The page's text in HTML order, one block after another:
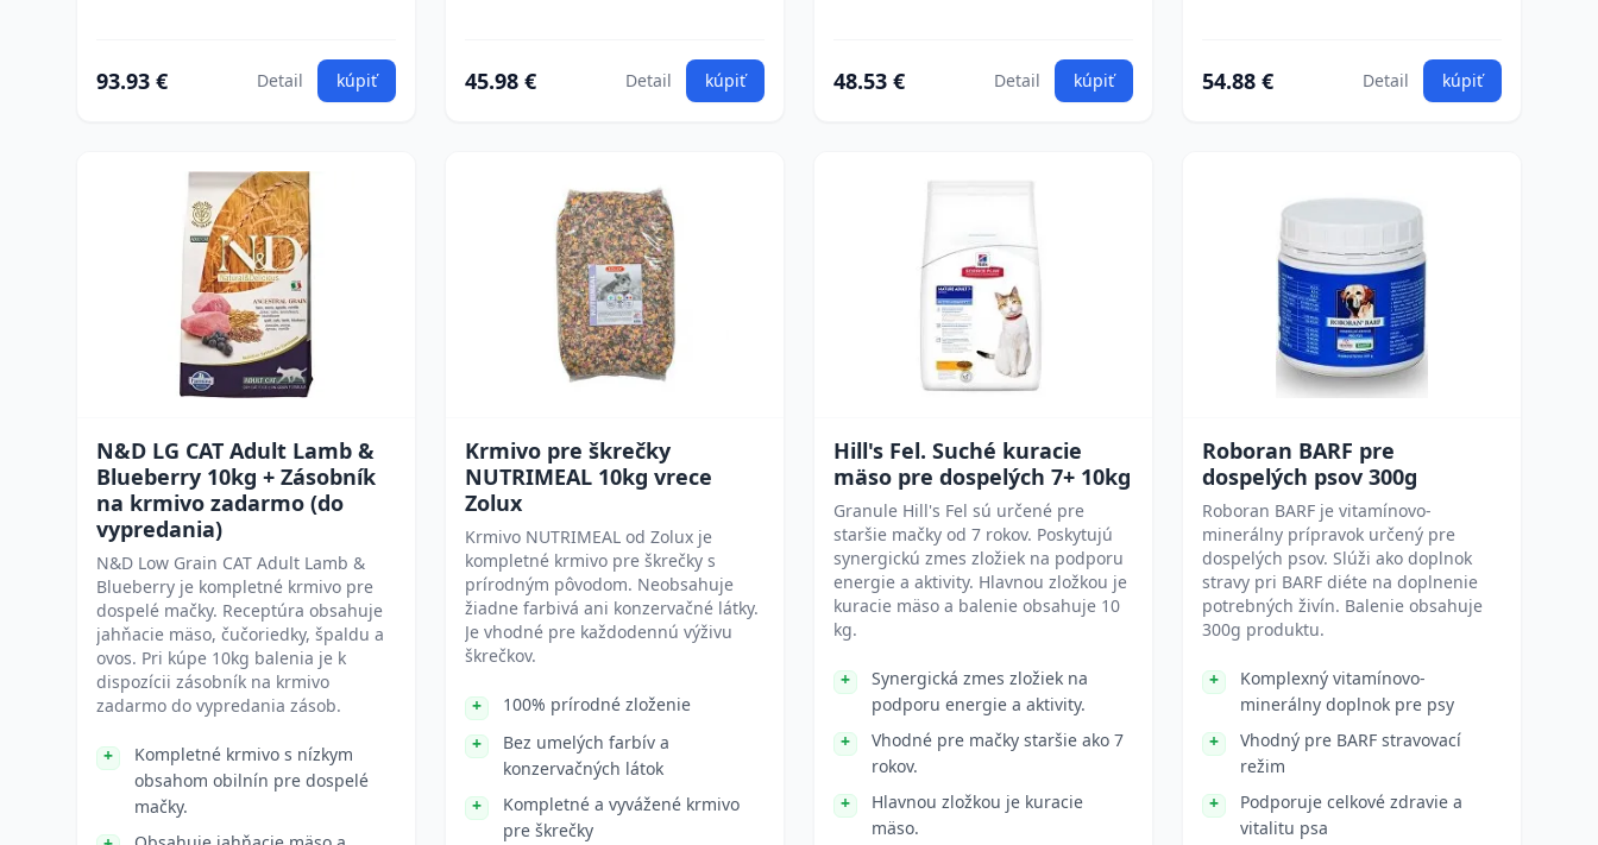
93.93 € Detail kúpiť 45.98 € Detail kúpiť 48.53 € Detail kúpiť 54.88 € Detail kúpiť
N&D LG CAT Adult Lamb &
Blueberry 10kg + Zásobník
na krmivo zadarmo (do
vypredania)
N&D Low Grain CAT Adult Lamb &
Blueberry je kompletné krmivo pre
dospelé mačky. Receptúra obsahuje
jahňacie mäso, čučoriedky, špaldu a
ovos. Pri kúpe 10kg balenia je k
dispozícii zásobník na krmivo
zadarmo do vypredania zásob.
Kompletné krmivo s nízkym
obsahom obilnín pre dospelé
mačky.
Krmivo pre škrečky
NUTRIMEAL 10kg vrece
Zolux
Krmivo NUTRIMEAL od Zolux je
kompletné krmivo pre škrečky s
prírodným pôvodom. Neobsahuje
žiadne farbivá ani konzervačné látky.
Je vhodné pre každodennú výživu
škrečkov.
100% prírodné zloženie
Bez umelých farbív a
konzervačných látok
Kompletné a vyvážené krmivo
pre škrečky
Hill's Fel. Suché kuracie
mäso pre dospelých 7+ 10kg
Granule Hill's Fel sú určené pre
staršie mačky od 7 rokov. Poskytujú
synergickú zmes zložiek na podporu
energie a aktivity. Hlavnou zložkou je
kuracie mäso a balenie obsahuje 10
kg.
Synergická zmes zložiek na
podporu energie a aktivity.
Vhodné pre mačky staršie ako 7
rokov.
Hlavnou zložkou je kuracie
mäso.
Roboran BARF pre
dospelých psov 300g
Roboran BARF je vitamínovo-
minerálny prípravok určený pre
dospelých psov. Slúži ako doplnok
stravy pri BARF diéte na doplnenie
potrebných živín. Balenie obsahuje
300g produktu.
Komplexný vitamínovo-
minerálny doplnok pre psy
Vhodný pre BARF stravovací
režim
Podporuje celkové zdravie a
vitalitu psa